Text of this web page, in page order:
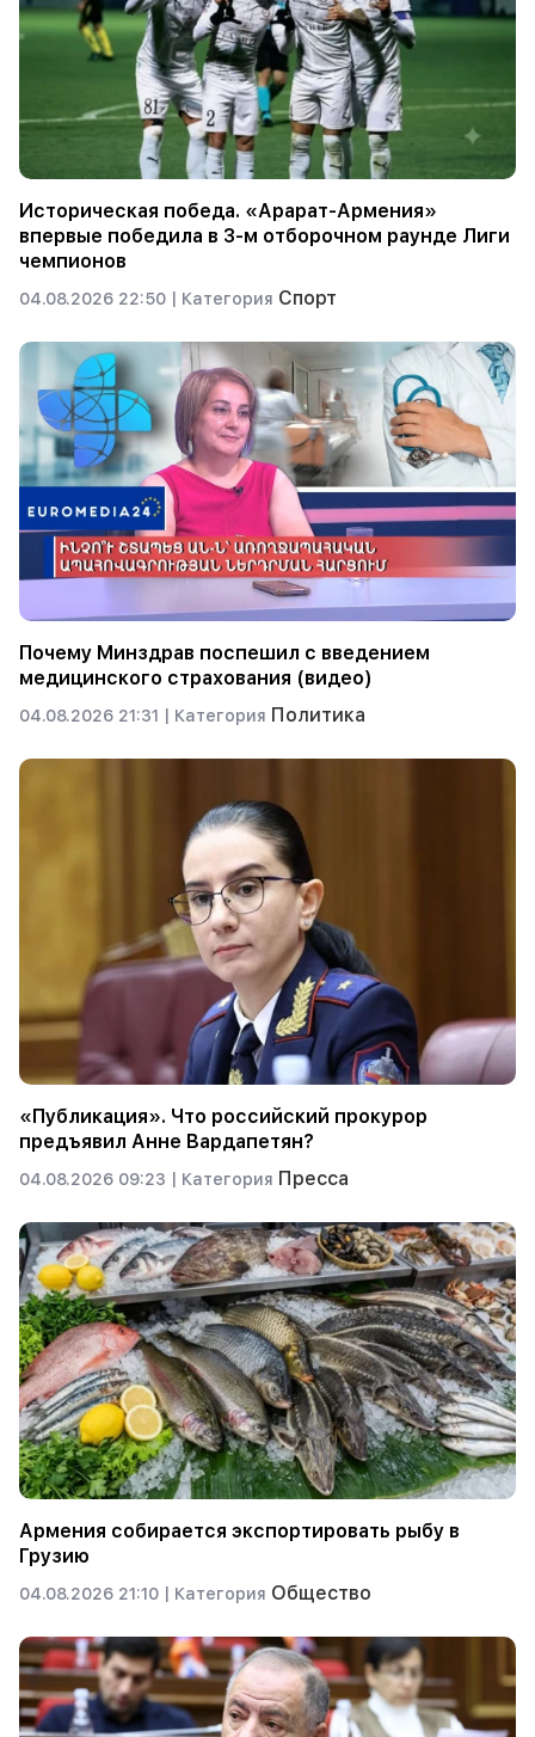
Историческая победа. «Арарат-Армения»
впервые победила в 3-м отборочном раунде Лиги
чемпионов
04.08.2026 22:50 | Категория Спорт
Почему Минздрав поспешил с введением
медицинского страхования (видео)
04.08.2026 21:31 | Категория Политика
«Публикация». Что российский прокурор
предъявил Анне Вардапетян?
04.08.2026 09:23 | Категория Пресса
Армения собирается экспортировать рыбу в
Грузию
04.08.2026 21:10 | Категория Общество